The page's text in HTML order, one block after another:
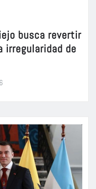
busca revertir
irregularidad de